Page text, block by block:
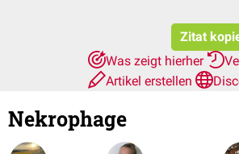
Zitat
Was zeigt hierher
Artikel erstellen
Nekrophage